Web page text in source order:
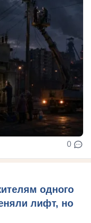
0
одного
лифт, но